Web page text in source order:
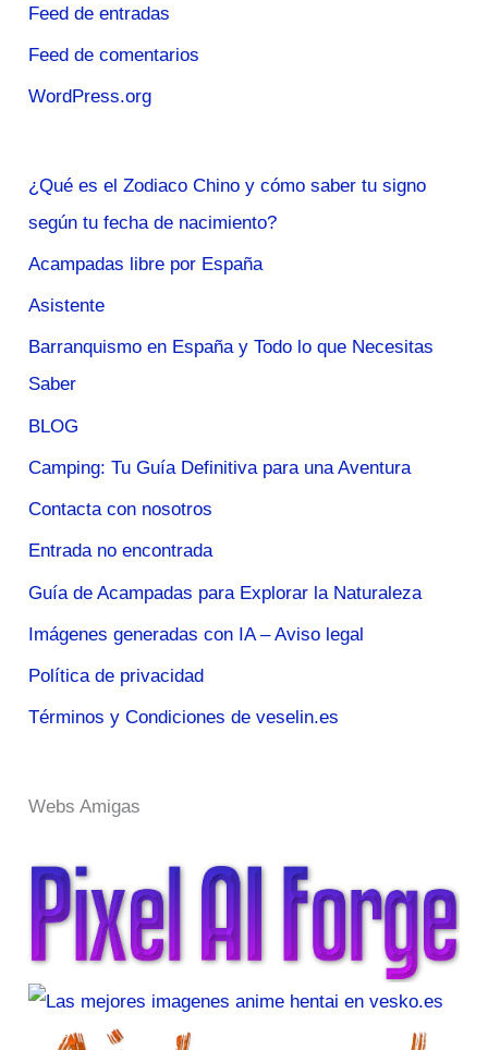
Feed de entradas
Feed de comentarios
WordPress.org
¿Qué es el Zodiaco Chino y cómo saber tu signo
según tu fecha de nacimiento?
Acampadas libre por España
Asistente
Barranquismo en España y Todo lo que Necesitas
Saber
BLOG
Camping: Tu Guía Definitiva para una Aventura
Contacta con nosotros
Entrada no encontrada
Guía de Acampadas para Explorar la Naturaleza
Imágenes generadas con IA – Aviso legal
Política de privacidad
Términos y Condiciones de veselin.es
Webs Amigas